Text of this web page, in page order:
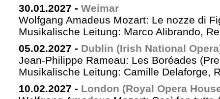
30.01.2027 - Weimar
Wolfgang Amadeus Mozart: Le nozze di
Musikalische Leitung: Marco Alibrando,
05.02.2027 - Dublin (Irish National
Jean-Philippe Rameau: Les Boréades
Musikalische Leitung: Camille Delaforge,
10.02.2027 - London (Royal Opera